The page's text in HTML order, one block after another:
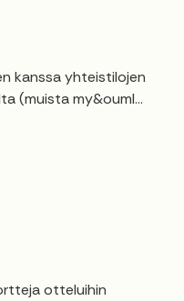
kanssa yhteistilojen
(muista my&ouml...
otteluihin